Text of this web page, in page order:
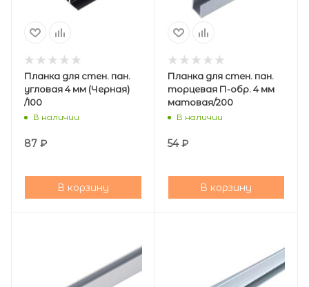
Планка для стен. пан.
угловая 4 мм (Черная)
/100
В наличии
87 ₽
В корзину
Планка для стен. пан.
торцевая П-обр. 4 мм
матовая/200
В наличии
54₽
В корзину